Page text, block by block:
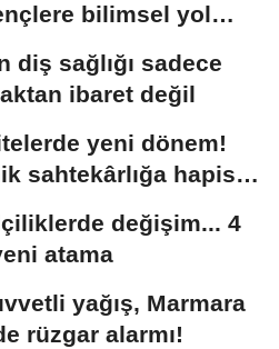
bilimsel yol
diş sağlığı sadece
ibaret değil
yeni dönem!
sahtekârlığa hapis,
değişim... 4
atama
yağış, Marmara
rüzgar alarmı!